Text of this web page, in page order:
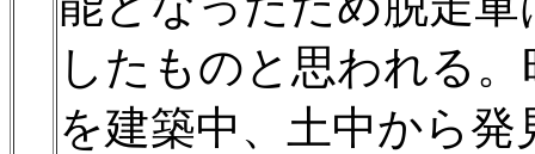
したものと思われる
を建築中、土中から